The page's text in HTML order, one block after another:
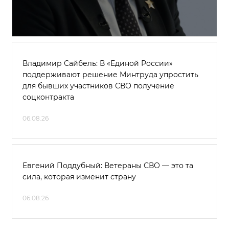
Владимир Сайбель: В «Единой России»
поддерживают решение Минтруда упростить
для бывших участников СВО получение
соцконтракта
06.08.26
Евгений Поддубный: Ветераны СВО — это та
сила, которая изменит страну
06.08.26